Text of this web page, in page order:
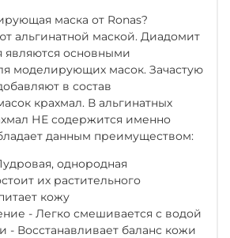
маска от Ronas?
альгинатной маской. Диадомит
являются основными
моделирующих масок. Зачастую
в состав
крахмал. В альгинатных
НЕ содержится именно
данным преимуществом:
однородная
их растительного
кожу
- Легко смешивается с водой
- Восстанавливает баланс кожи